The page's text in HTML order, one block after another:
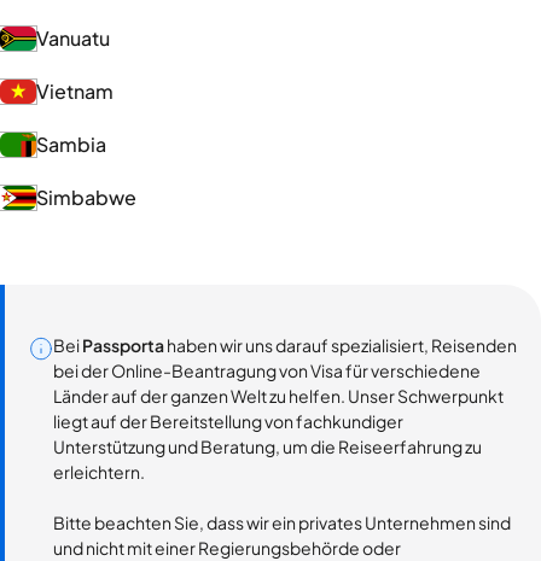
Vanuatu
Vietnam
Sambia
Simbabwe
BeiPassportahaben wir uns darauf spezialisiert, Reisenden
bei der Online-Beantragung von Visa für verschiedene
Länder auf der ganzen Welt zu helfen. Unser Schwerpunkt
liegt auf der Bereitstellung von fachkundiger
Unterstützung und Beratung, um die Reiseerfahrung zu
erleichtern.
Bitte beachten Sie, dass wir ein privates Unternehmen sind
und nicht mit einer Regierungsbehörde oder